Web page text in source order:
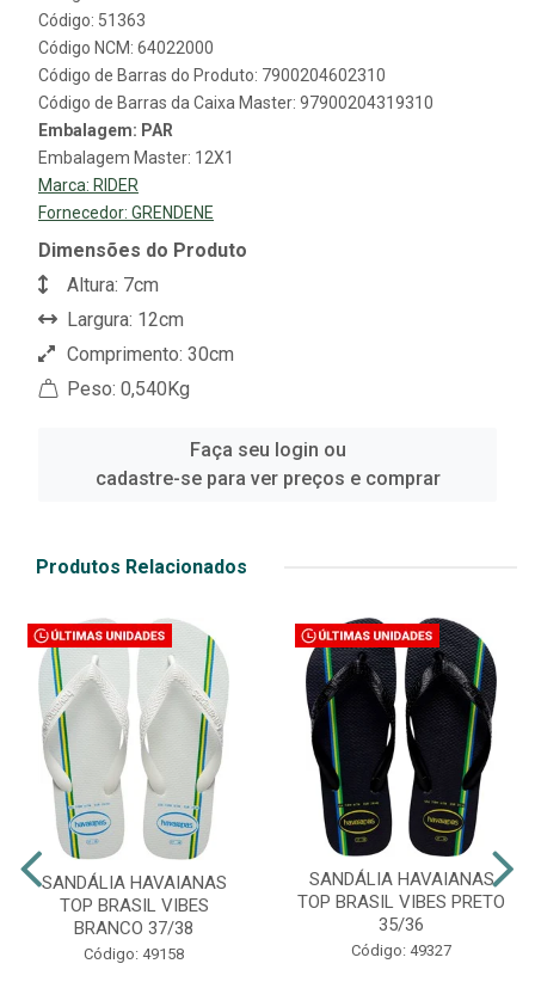
Código: 51363
Código NCM: 64022000
Código de Barras do Produto: 7900204602310
Código de Barras da Caixa Master: 97900204319310
Embalagem: PAR
Embalagem Master: 12X1
Marca: RIDER
Fornecedor: GRENDENE
Dimensões do Produto
Altura: 7cm
Largura: 12cm
Comprimento: 30cm
Peso: 0,540Kg
Faça seu login ou
cadastre-se para ver preços e comprar
Produtos Relacionados
SANDÁLIA HAVAIANAS
TOP BRASIL VIBES
BRANCO 37/38
Código: 49158
SANDÁLIA HAVAIANAS
TOP BRASIL VIBES PRETO
35/36
Código: 49327